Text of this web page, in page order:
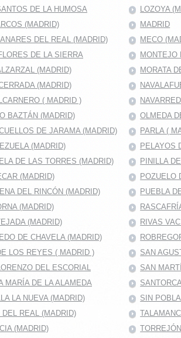
DE LA HUMOSA
LOZOYA
(MADRID)
MADRID
DEL REAL (MADRID)
MECO
DE LA SIERRA
MONTEJO
(MADRID)
MORATA
(MADRID)
( MADRID )
BAZTÁN (MADRID)
OLMEDA
DE JARAMA (MADRID)
PARLA (
(MADRID)
PELAYOS
DE LAS TORRES (MADRID)
PINILLA
(MADRID)
POZUELO
DEL RINCÓN (MADRID)
PUEBLA
(MADRID)
(MADRID)
RIVAS
DE CHAVELA (MADRID)
LOS REYES ( MADRID )
SAN
DEL ESCORIAL
SAN
MARÍA DE LA ALAMEDA
LA NUEVA (MADRID)
SIN
DEL REAL (MADRID)
(MADRID)